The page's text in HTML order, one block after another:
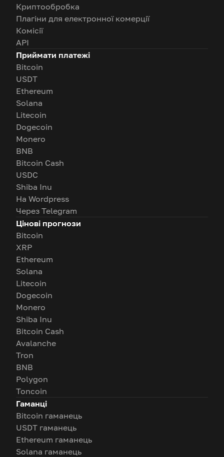
Криптообробка
Плагіни для електронної комерції
Комісії
API
Приймати платежі
Bitcoin
USDT
Ethereum
Solana
Litecoin
Dogecoin
Monero
BNB
Bitcoin Cash
USDC
Shiba Inu
На Wordpress
Через Telegram
Цінові прогнози
Bitcoin
XRP
Ethereum
Solana
Litecoin
Dogecoin
Monero
Shiba Inu
Bitcoin Cash
Avalanche
Tron
BNB
Polygon
Toncoin
Гаманці
Bitcoin гаманець
USDT гаманець
Ethereum гаманець
Solana гаманець